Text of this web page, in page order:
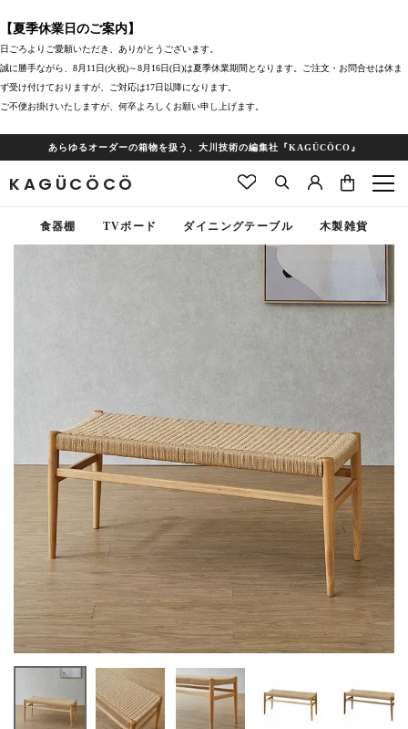
【夏季休業日のご案内】
日ごろよりご愛願いただき、ありがとうございます。
誠に勝手ながら、8月11日(火祝)～8月16日(日)は夏季休業期間となります。ご注文・お問合せは休ま
ず受け付けておりますが、ご対応は17日以降になります。
ご不便お掛けいたしますが、何卒よろしくお願い申し上げます。
あらゆるオーダーの箱物を扱う、大川技術の編集社『KAGÜCÖCO』
KAGÜCÖCÖ
食器棚 TVボード ダイニングテーブル 木製雑貨